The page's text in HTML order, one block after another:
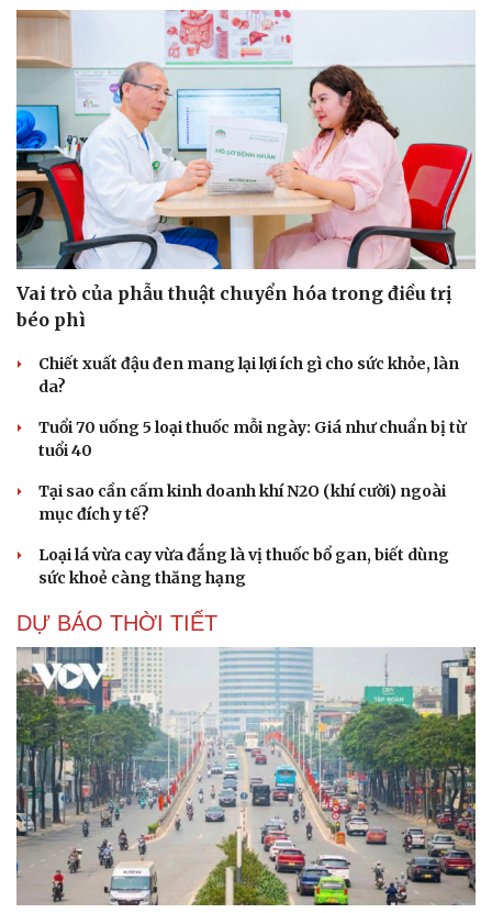
Vai trò của phẫu thuật chuyển hóa trong điều trị
béo phì
Chiết xuất đậu đen mang lại lợi ích gì cho sức khỏe, làn
da?
Tuổi 70 uống 5 loại thuốc mỗi ngày: Giá như chuẩn bị từ
tuổi 40
Tại sao cần cấm kinh doanh khí N2O (khí cười) ngoài
mục đích y tế?
Loại lá vừa cay vừa đắng là vị thuốc bổ gan, biết dùng
sức khoẻ càng thăng hạng
DỰ BÁO THỜI TIẾT